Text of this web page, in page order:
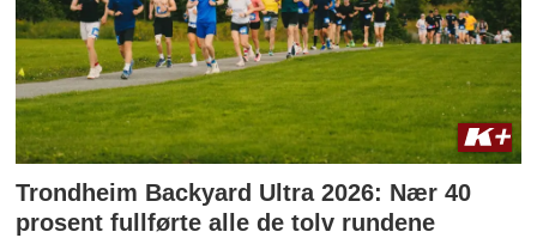
Trondheim Backyard Ultra 2026: Nær 40
prosent fullførte alle de tolv rundene